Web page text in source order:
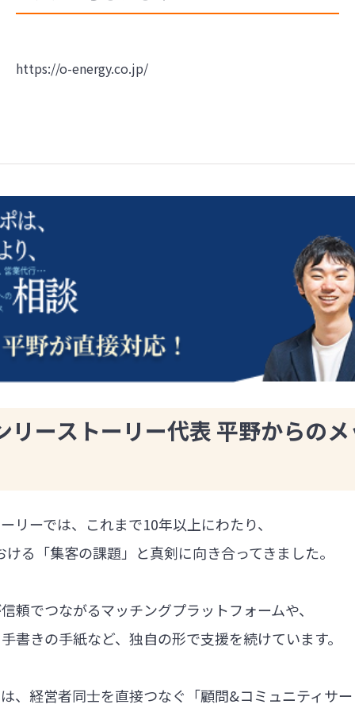
https://o-energy.co.jp/
リーストーリー代表 平野からの
リーでは、これまで10年以上にわたり、
る「集客の課題」と真剣に向き合ってきました。
頼でつながるマッチングプラットフォームや、
書きの手紙など、独自の形で支援を続けています。
、経営者同士を直接つなぐ「顧問&コミュニティサ